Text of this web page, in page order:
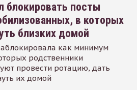
блокировать посты
в которых
близких домой
как минимум
родственники
провести ротацию, дать
их домой